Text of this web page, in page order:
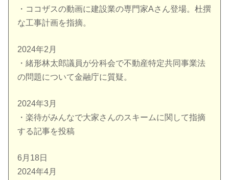
・ココザスの動画に建設業の専門家Aさん登場。杜撰
な工事計画を指摘。
2024年2月
・緒形林太郎議員が分科会で不動産特定共同事業法
の問題について金融庁に質疑。
2024年3月
・楽待がみんなで大家さんのスキームに関して指摘
する記事を投稿
6月18日
2024年4月